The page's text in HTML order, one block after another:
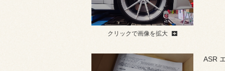
クリックで画像を拡大
ASR